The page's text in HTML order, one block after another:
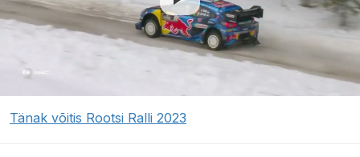
Tänak võitis Rootsi Ralli 2023